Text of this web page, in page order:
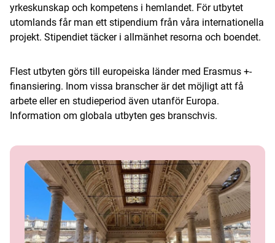
yrkeskunskap och kompetens i hemlandet. För utbytet
utomlands får man ett stipendium från våra internationella
projekt. Stipendiet täcker i allmänhet resorna och boendet.
Flest utbyten görs till europeiska länder med Erasmus +-
finansiering. Inom vissa branscher är det möjligt att få
arbete eller en studieperiod även utanför Europa.
Information om globala utbyten ges branschvis.